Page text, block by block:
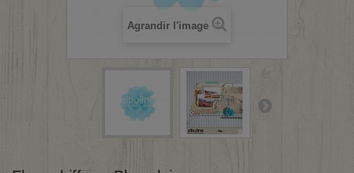
Agrandir l'image